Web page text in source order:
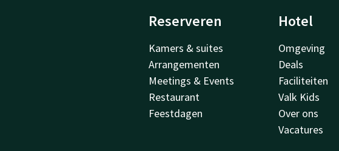
Reserveren
Kamers & suites
Arrangementen
Meetings & Events
Restaurant
Feestdagen
Hotel
Omgeving
Deals
Faciliteiten
Valk Kids
Over ons
Vacatures